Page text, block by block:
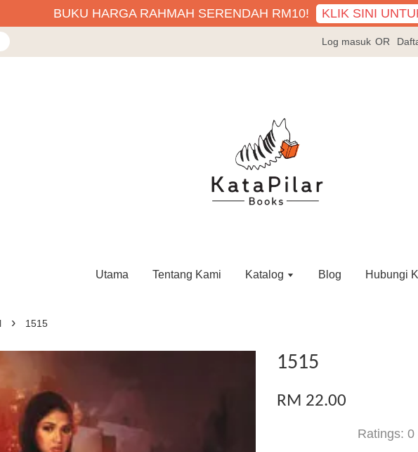
BUKU HARGA RAHMAH SERENDAH RM10! KLIK SINI
Log masuk OR
Utama Tentang Kami Katalog Blog Hubungi
› 1515
1515
RM 22.00
Ratings: 0